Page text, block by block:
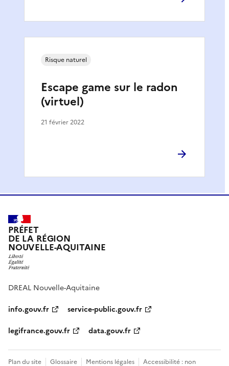
Escape game sur le radon
(virtuel)
Risque naturel
21 février 2022
PRÉFET
DE LA RÉGION
NOUVELLE-AQUITAINE
DREAL Nouvelle-Aquitaine
info.gouv.fr
service-public.gouv.fr
legifrance.gouv.fr
data.gouv.fr
Plan du site Glossaire Mentions légales Accessibilité : non